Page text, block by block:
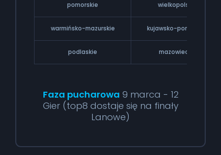
pomorskie wielkopolskie
warmińsko-mazurskie kujawsko-pomorskie
podlaskie mazowieckie
Faza pucharowa 9 marca - 12
Gier (top8 dostaje się na finały
Lanowe)